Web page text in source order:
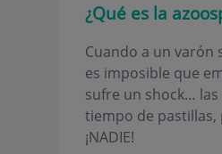
¿Qué es la
Cuando a un varón
es imposible que
sufre un shock…
tiempo de pastillas,
¡NADIE!